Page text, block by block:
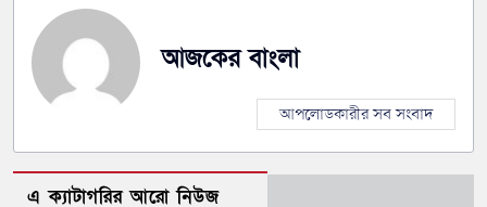
আজকের বাংলা
আপলোডকারীর সব সংবাদ
এ ক্যাটাগরির আরো নিউজ